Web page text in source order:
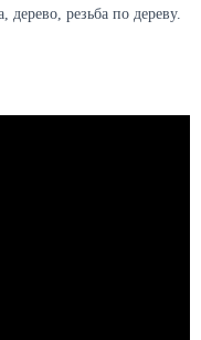
дерево, резьба по дереву.